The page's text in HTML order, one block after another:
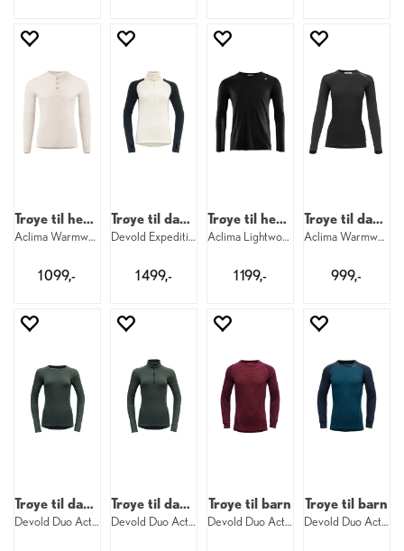
Trøye til herre
Aclima Warmwool Granddad M 395
1 099,-
Trøye til dame
Devold Expedition Merino Silk Zip W 284
1 499,-
Trøye til herre
Aclima Lightwool 140 Sports Shirt M 123
1 199,-
Trøye til dame
Aclima Warmwool Crew W 123
999,-
Trøye til dame
Devold Duo Active Merino Shirt W 427
Trøye til dame
Devold Duo Active Merino Zip W 427
Trøye til barn
Devold Duo Active Merino Shirt Jr 744
Trøye til barn
Devold Duo Active Merino Shirt Jr 284